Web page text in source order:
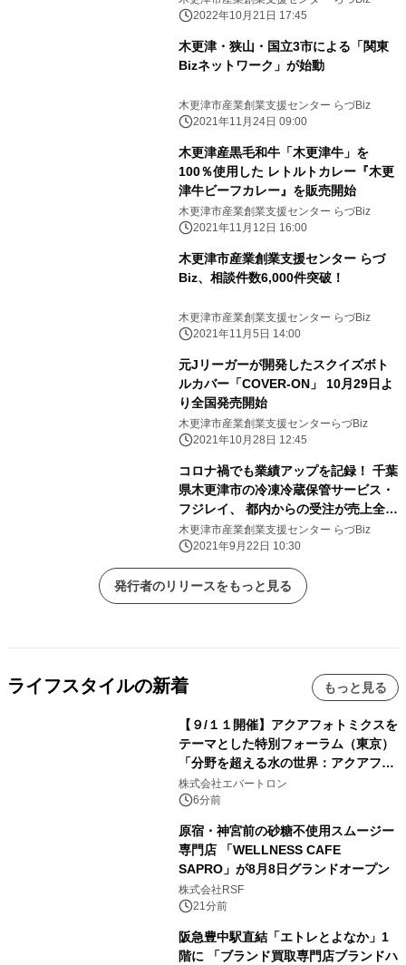
2022年10月21日 17:45
木更津・狭山・国立3市による「関東
Bizネットワーク」が始動
木更津市産業創業支援センター らづBiz
2021年11月24日 09:00
木更津産黒毛和牛「木更津牛」を
100％使用した レトルトカレー『木更
津牛ビーフカレー』を販売開始
木更津市産業創業支援センター らづBiz
2021年11月12日 16:00
木更津市産業創業支援センター らづ
Biz、相談件数6,000件突破！
木更津市産業創業支援センター らづBiz
2021年11月5日 14:00
元Jリーガーが開発したスクイズボト
ルカバー「COVER-ON」 10月29日よ
り全国発売開始
木更津市産業創業支援センターらづBiz
2021年10月28日 12:45
コロナ禍でも業績アップを記録！ 千葉
県木更津市の冷凍冷蔵保管サービス・
フジレイ、 都内からの受注が売上全体
の40％まで拡大
木更津市産業創業支援センター らづBiz
2021年9月22日 10:30
発行者のリリースをもっと見る
ライフスタイルの新着 もっと見る
【９/１１開催】アクアフォトミクスを
テーマとした特別フォーラム（東京）
「分野を超える水の世界：アクアフォ
トミクスが切り拓く新しい科学の地
平」を開催
株式会社エバートロン
6分前
原宿・神宮前の砂糖不使用スムージー
専門店 「WELLNESS CAFE
SAPRO」が8月8日グランドオープン
株式会社RSF
21分前
阪急豊中駅直結「エトレとよなか」1
階に 「ブランド買取専門店ブランドハ